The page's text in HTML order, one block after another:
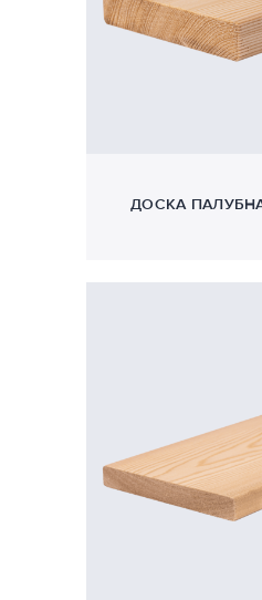
ДОСКА